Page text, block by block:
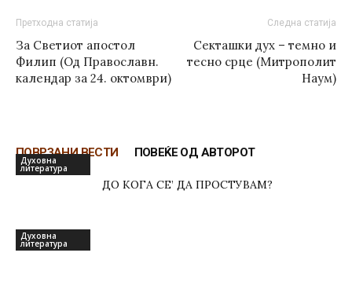
Претходна статија
За Светиот апостол
Филип (Од Православн.
календар за 24. октомври)
Следна статија
Секташки дух – темно и
тесно срце (Митрополит
Наум)
ПОВРЗАНИ ВЕСТИ ПОВЕЌЕ ОД АВТОРОТ
Духовна
литература
ДО КОГА СЕ’ ДА ПРОСТУВАМ?
Духовна
литература